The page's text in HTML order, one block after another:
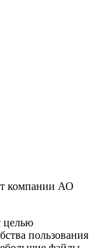
компании АО
целью
пользования